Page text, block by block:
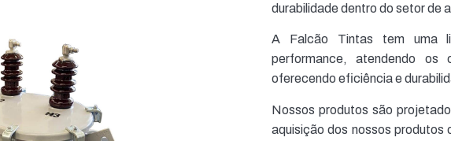
durabilidade dentro do setor de
A Falcão Tintas tem uma
performance, atendendo os
oferecendo eficiência e
Nossos produtos são
aquisição dos nossos produtos